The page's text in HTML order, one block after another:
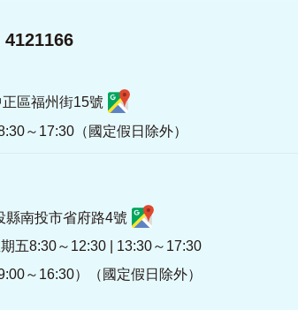
區福州街15號
～17:30（國定假日除外）
縣南投市省府路4號
五8:30～12:30 | 13:30～17:30
～16:30）（國定假日除外）